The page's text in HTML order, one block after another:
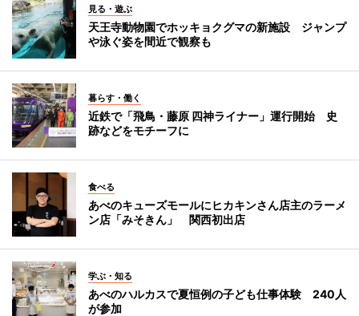
見る・遊ぶ
天王寺動物園でホッキョクグマの新施設 ジャンプ
や泳ぐ姿を間近で観察も
暮らす・働く
近鉄で「飛鳥・藤原 四神ライナー」運行開始 史
跡などをモチーフに
食べる
あべのキューズモールにヒカキンさん店主のラーメ
ン店「みそきん」 関西初出店
学ぶ・知る
あべのハルカスで夏恒例の子ども仕事体験 240人
が参加